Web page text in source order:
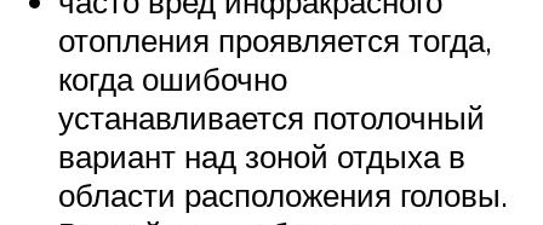
отопления проявляется тогда,
когда ошибочно
устанавливается потолочный
вариант над зоной отдыха в
области расположения головы.